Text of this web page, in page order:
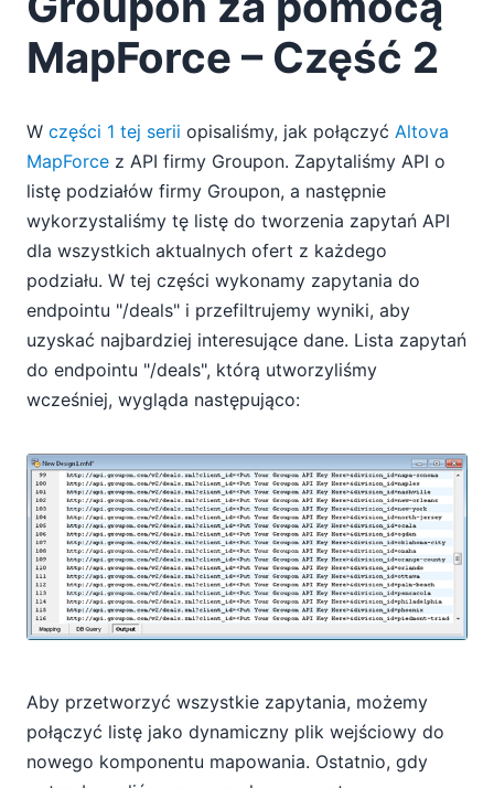
MapForce – Część 2
W części 1 tej serii opisaliśmy, jak połączyć Altova
MapForce z API firmy Groupon. Zapytaliśmy API o
listę podziałów firmy Groupon, a następnie
wykorzystaliśmy tę listę do tworzenia zapytań API
dla wszystkich aktualnych ofert z każdego
podziału. W tej części wykonamy zapytania do
endpointu "/deals" i przefiltrujemy wyniki, aby
uzyskać najbardziej interesujące dane. Lista zapytań
do endpointu "/deals", którą utworzyliśmy
wcześniej, wygląda następująco:
Aby przetworzyć wszystkie zapytania, możemy
połączyć listę jako dynamiczny plik wejściowy do
nowego komponentu mapowania. Ostatnio, gdy